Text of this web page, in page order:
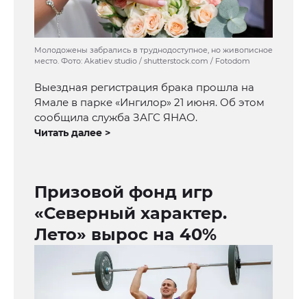
Молодожены забрались в труднодоступное, но живописное
место. Фото: Akatiev studio / shutterstock.com / Fotodom
Выездная регистрация брака прошла на
Ямале в парке «Ингилор» 21 июня. Об этом
сообщила служба ЗАГС ЯНАО.
Читать далее >
Призовой фонд игр
«Северный характер.
Лето» вырос на 40%